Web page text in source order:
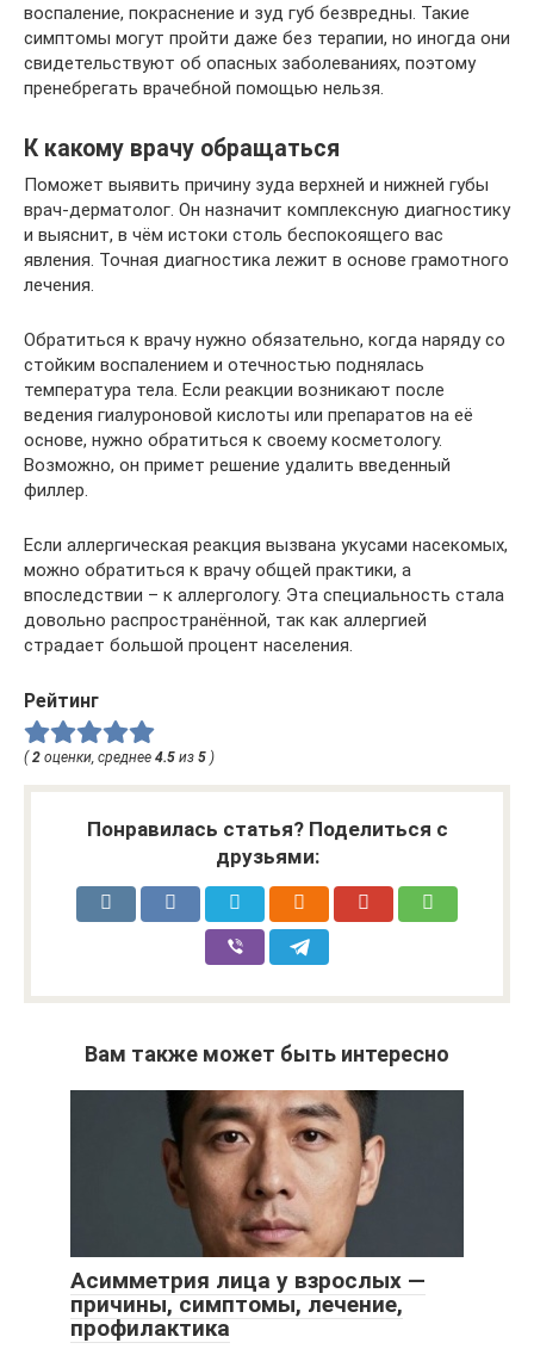
воспаление, покраснение и зуд губ безвредны. Такие
симптомы могут пройти даже без терапии, но иногда они
свидетельствуют об опасных заболеваниях, поэтому
пренебрегать врачебной помощью нельзя.
К какому врачу обращаться
Поможет выявить причину зуда верхней и нижней губы
врач-дерматолог. Он назначит комплексную диагностику
и выяснит, в чём истоки столь беспокоящего вас
явления. Точная диагностика лежит в основе грамотного
лечения.
Обратиться к врачу нужно обязательно, когда наряду со
стойким воспалением и отечностью поднялась
температура тела. Если реакции возникают после
ведения гиалуроновой кислоты или препаратов на её
основе, нужно обратиться к своему косметологу.
Возможно, он примет решение удалить введенный
филлер.
Если аллергическая реакция вызвана укусами насекомых,
можно обратиться к врачу общей практики, а
впоследствии – к аллергологу. Эта специальность стала
довольно распространённой, так как аллергией
страдает большой процент населения.
Рейтинг
(2 оценки, среднее 4.5 из 5 )
Понравилась статья? Поделиться с
друзьями:
Вам также может быть интересно
Асимметрия лица у взрослых —
причины, симптомы, лечение,
профилактика